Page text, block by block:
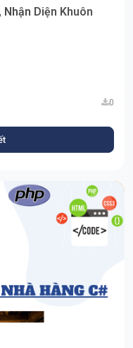
Nhận Diện Khuôn
0